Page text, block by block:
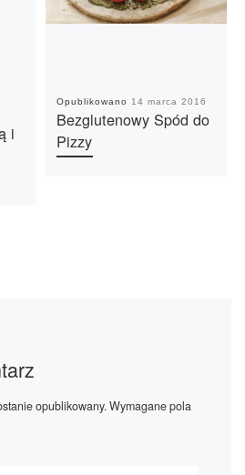
i
Opublikowano 14 marca 2016
Bezglutenowy Spód do
Pizzy
opublikowany.Wymagane pola